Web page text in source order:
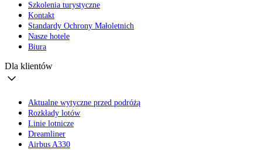
Szkolenia turystyczne
Kontakt
Standardy Ochrony Małoletnich
Nasze hotele
Biura
Dla klientów
Aktualne wytyczne przed podróżą
Rozkłady lotów
Linie lotnicze
Dreamliner
Airbus A330